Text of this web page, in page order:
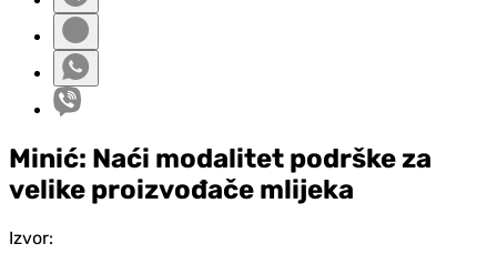
Minić: Naći modalitet podrške za
velike proizvođače mlijeka
Izvor: